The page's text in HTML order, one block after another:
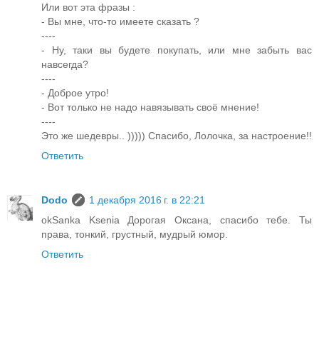
Или вот эта фразы :
- Вы мне, что-то имеете сказать ?
----
- Ну, таки вы будете покупать, или мне забыть вас
навсегда?
----
- Доброе утро!
- Вот только не надо навязывать своё мнение!
----
Это же шедевры.. ))))) Спасибо, Лолочка, за настроение!!
Ответить
Dodo
1 декабря 2016 г. в 22:21
okSanka Ksenia Дорогая Оксана, спасибо тебе. Ты
права, тонкий, грустный, мудрый юмор.
Ответить